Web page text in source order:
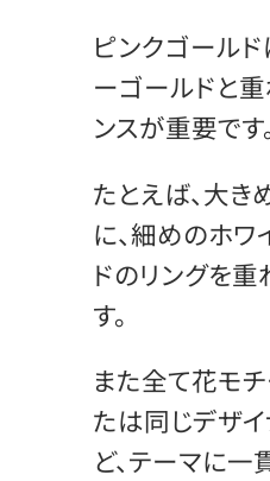
ピンクゴール
ーゴールドと
ンスが重要です
たとえば、大き
に、細めのホ
ドのリングを重
す。
また全て花モチ
たは同じデザ
ど、テーマに